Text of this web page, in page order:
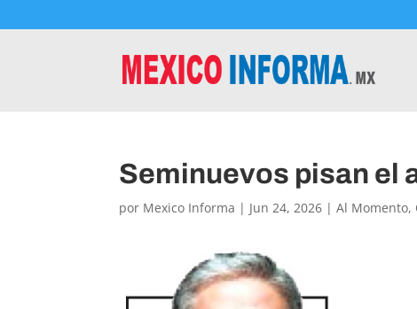
Seminuevos pisan el
por Mexico Informa | Jun 24, 2026 |Al Momento,